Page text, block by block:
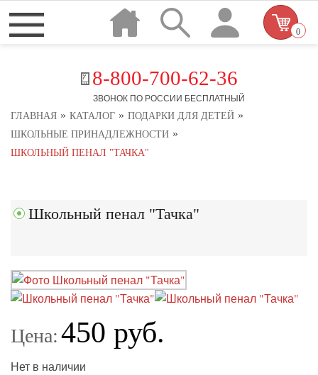
8-800-700-62-36
ЗВОНОК ПО РОССИИ БЕСПЛАТНЫЙ
0
ГЛАВНАЯ » КАТАЛОГ » ПОДАРКИ ДЛЯ ДЕТЕЙ »
ШКОЛЬНЫЕ ПРИНАДЛЕЖНОСТИ »
ШКОЛЬНЫЙ ПЕНАЛ "ТАЧКА"
Школьный пенал "Тачка"
Цена:450 руб.
Нет в наличии